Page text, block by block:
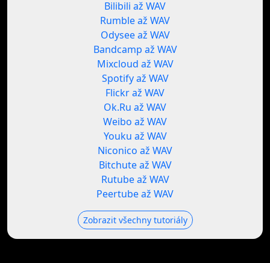
Bilibili až WAV
Rumble až WAV
Odysee až WAV
Bandcamp až WAV
Mixcloud až WAV
Spotify až WAV
Flickr až WAV
Ok.Ru až WAV
Weibo až WAV
Youku až WAV
Niconico až WAV
Bitchute až WAV
Rutube až WAV
Peertube až WAV
Zobrazit všechny tutoriály